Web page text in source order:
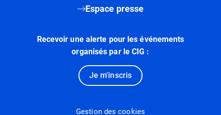
Espace presse
Recevoir une alerte pour les événements
organisés par le CIG :
Je m'inscris
Gestion des cookies